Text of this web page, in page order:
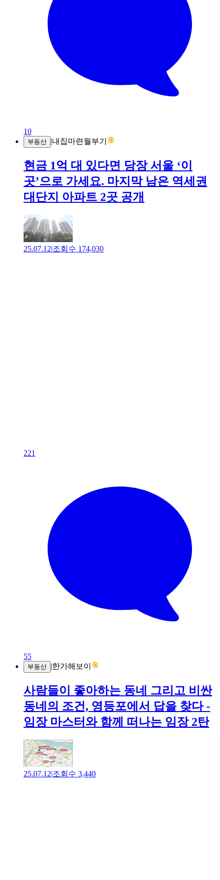
10
부동산 |내집마련월부기
현금 1억 대 있다면 당장 서울 ‘이
곳’으로 가세요. 마지막 남은 역세권
대단지 아파트 2곳 공개
25.07.12|조회수 174,030
221
55
부동산 |한가해보이
사람들이 좋아하는 동네 그리고 비싼
동네의 조건, 영등포에서 답을 찾다 -
임장 마스터와 함께 떠나는 임장 2탄
25.07.12|조회수 3,440